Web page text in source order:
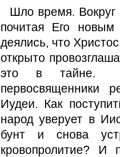
Шло время.
почитая Его
деялись, что
открыто
это в тайне.
первосвященники
Иудеи. Как
народ уверует в
бунт и снова
кровопролитие? И